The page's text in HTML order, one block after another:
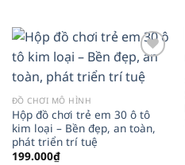
wishlist
ĐỒ CHƠI MÔ HÌNH
Hộp đồ chơi trẻ em 30 ô tô
kim loại – Bền đẹp, an toàn,
phát triển trí tuệ
199.000₫